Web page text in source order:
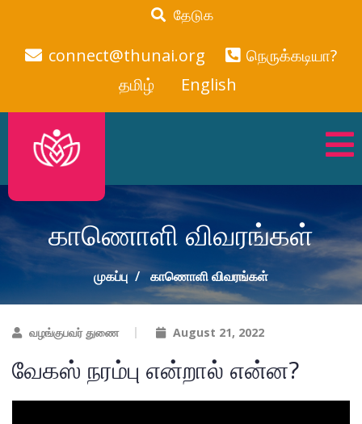
தேடுக
connect@thunai.org
நெருக்கடியா?
தமிழ்
English
காணொளி விவரங்கள்
முகப்பு காணொளி விவரங்கள்
வழங்குபவர் துணை August 21, 2022
வேகஸ் நரம்பு என்றால் என்ன?